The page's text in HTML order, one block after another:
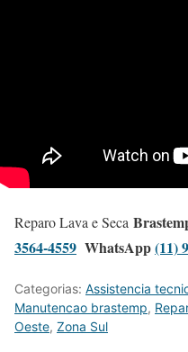
Reparo Lava e Seca
3564-4559 WhatsApp(11)
Categorias: Assistencia
Manutencao brastemp,
Oeste, Zona Sul